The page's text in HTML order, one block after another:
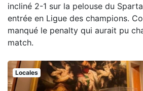
incliné 2-1 sur la pelouse du
entrée en Ligue des champions.
manqué le penalty qui aurait pu
match.
Locales